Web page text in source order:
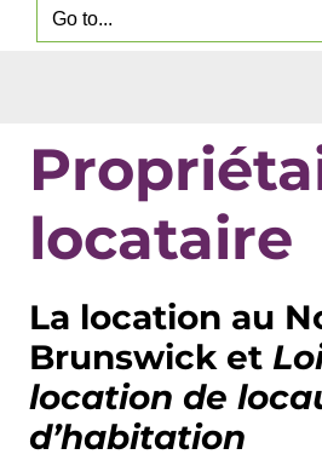
Go to...
locataire
La location au
Brunswick et
location de
d’habitation